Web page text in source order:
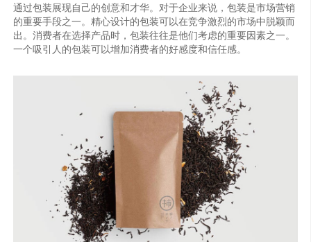
通过包装展现自己的创意和才华。对于企业来说，包装是市场营销
的重要手段之一。精心设计的包装可以在竞争激烈的市场中脱颖而
出。消费者在选择产品时，包装往往是他们考虑的重要因素之一。
一个吸引人的包装可以增加消费者的好感度和信任感。